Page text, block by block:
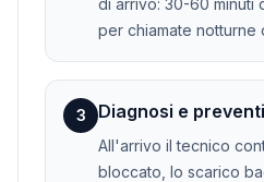
per chiamate notturne
3 Diagnosi e
All'arrivo il tecnico
bloccato, lo scarico